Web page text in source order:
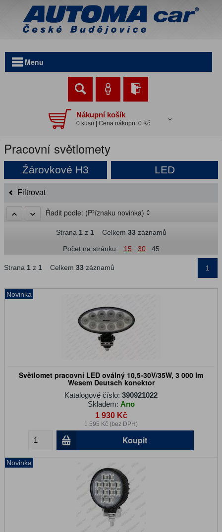
Menu
Nákupní košík
0 kusů | Cena nákupu: 0 Kč
Pracovní světlomety
Źárovkové H3 LED
Filtrovat
Řadit podle: (Příznaku novinka)
Strana 1z 1Celkem 33záznamů
Počet na stránku: 15 30 45
Strana 1 z 1 Celkem 33 záznamů 1
Novinka
Světlomet pracovní LED oválný 10,5-30V/35W, 3 000 lm
Wesem Deutsch konektor
Katalogové číslo: 390921022
Skladem: Ano
1 930 Kč
1 595 Kč (bez DPH)
Koupit
Novinka